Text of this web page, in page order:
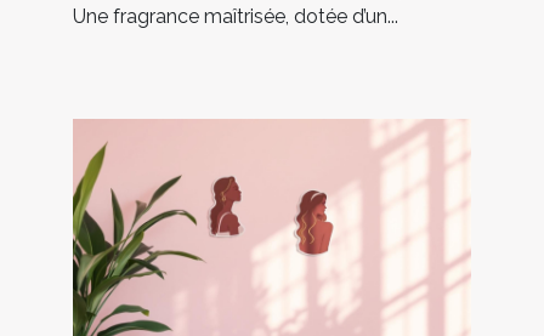
Une fragrance maîtrisée, dotée d’un...